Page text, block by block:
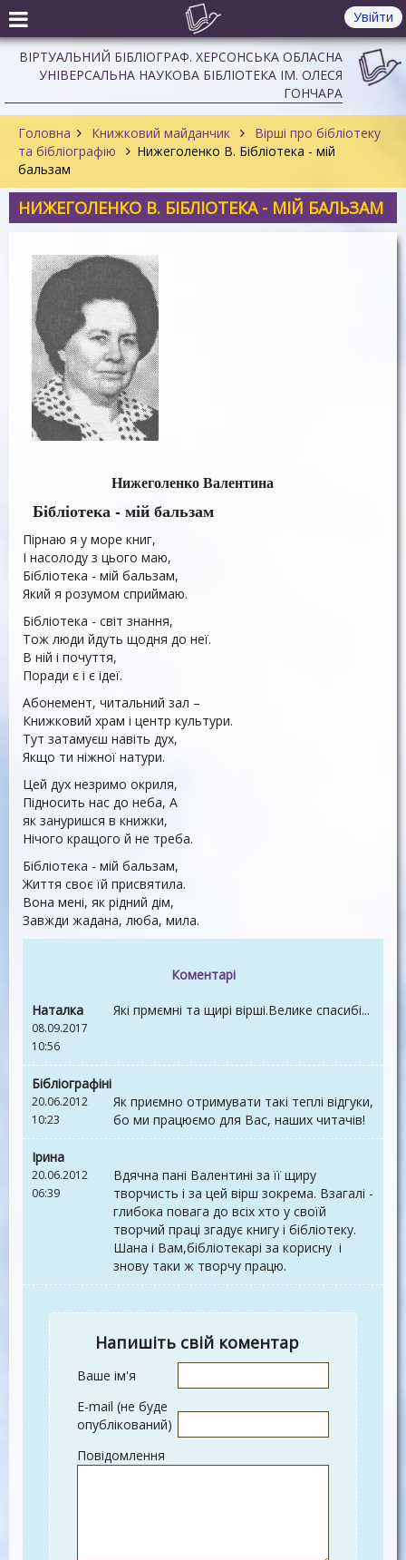
Увійти
ВІРТУАЛЬНИЙ БІБЛІОГРАФ. ХЕРСОНСЬКА ОБЛАСНА
УНІВЕРСАЛЬНА НАУКОВА БІБЛІОТЕКА ІМ. ОЛЕСЯ
ГОНЧАРА
Головна Книжковий майданчик
Вірші про бібліотеку
та бібліографію
Нижеголенко В. Бібліотека - мій
бальзам
НИЖЕГОЛЕНКО В. БІБЛІОТЕКА - МІЙ БАЛЬЗАМ
Нижеголенко Валентина
Бібліотека - мій бальзам
Пірнаю я у море книг,
І насолоду з цього маю,
Бібліотека - мій бальзам,
Який я розумом сприймаю.
Бібліотека - світ знання,
Тож люди йдуть щодня до неї.
В ній і почуття,
Поради є і є ідеї.
Абонемент, читальний зал –
Книжковий храм і центр культури.
Тут затамуєш навіть дух,
Якщо ти ніжної натури.
Цей дух незримо окриля,
Підносить нас до неба, А
як зануришся в книжки,
Нічого кращого й не треба.
Бібліотека - мій бальзам,
Життя своє їй присвятила.
Вона мені, як рідний дім,
Завжди жадана, люба, мила.
Коментарі
Наталка
08.09.2017
10:56
Які прмємні та щирі вірші.Велике спасибі...
Бібліографіні
20.06.2012
10:23
Як приємно отримувати такі теплі відгуки,
бо ми працюємо для Вас, наших читачів!
Ірина
20.06.2012
06:39
Вдячна пані Валентині за її щиру
творчисть і за цей вірш зокрема. Взагалі -
глибока повага до всіх хто у своїй
творчий праці згадує книгу і бібліотеку.
Шана і Вам,бібліотекарі за корисну і
знову таки ж творчу працю.
Напишіть свій коментар
Ваше ім'я
E-mail (не буде
опублікований)
Повідомлення